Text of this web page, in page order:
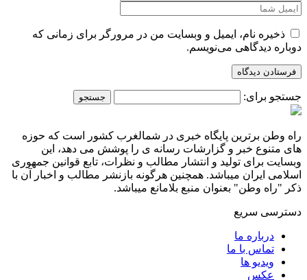
ذخیره نام، ایمیل و وبسایت من در مرورگر برای زمانی که
دوباره دیدگاهی می‌نویسم.
جستجو برای:
راه وطن برترین پایگاه خبری در شمالغرب کشور است که حوزه
های متنوع خبر و گزارشات رسانه ی را پوشش می دهد، این
وبسایت برای تولید و انتشار مطالب و نظرات، تابع قوانین جمهوری
اسلامی ایران میباشد. همچنین هرگونه بازنشر مطالب و اخبار آن با
ذکر "راه وطن" بعنوان منبع بلامانع میباشد.
دسترسی سریع
درباره ما
تماس با ما
ویدیو ها
عکس